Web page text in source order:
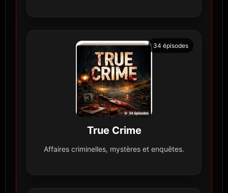
34 épisodes
True Crime
Affaires criminelles, mystères et enquêtes.